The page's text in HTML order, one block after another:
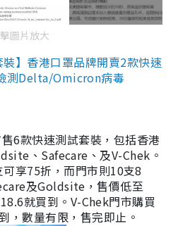
圖片放大
】香港口罩品牌開賣2款快速
測Delta/Omicron病毒
6款快速測試套裝，包括香港
、Safecare、及V-Chek。
享75折，而門市則10支8
及Goldsite，售價低至
就買到。V-Chek門市購買
，數量有限，售完即止。